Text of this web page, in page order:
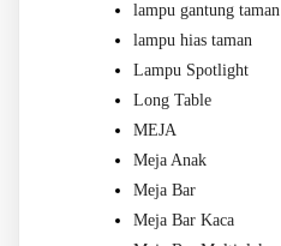
lampu gantung taman
lampu hias taman
Lampu Spotlight
Long Table
MEJA
Meja Anak
Meja Bar
Meja Bar Kaca